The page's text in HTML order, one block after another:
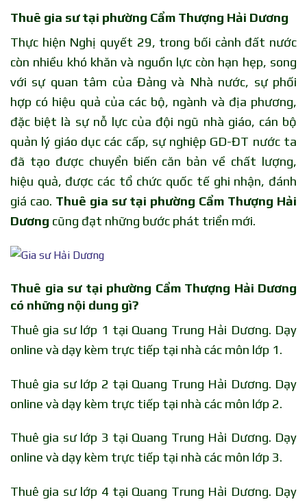
Thuê gia sư tại phường Cẩm Thượng Hải Dương
Thực hiện Nghị quyết 29, trong bối cảnh đất nước
còn nhiều khó khăn và nguồn lực còn hạn hẹp, song
với sự quan tâm của Đảng và Nhà nước, sự phối
hợp có hiệu quả của các bộ, ngành và địa phương,
đặc biệt là sự nỗ lực của đội ngũ nhà giáo, cán bộ
quản lý giáo dục các cấp, sự nghiệp GD-ĐT nước ta
đã tạo được chuyển biến căn bản về chất lượng,
hiệu quả, được các tổ chức quốc tế ghi nhận, đánh
giá cao. Thuê gia sư tại phường Cẩm Thượng Hải
Dương cũng đạt những bước phát triển mới.
Thuê gia sư tại phường Cẩm Thượng Hải Dương
có những nội dung gì?
Thuê gia sư lớp 1 tại Quang Trung Hải Dương. Dạy
online và dạy kèm trực tiếp tại nhà các môn lớp 1.
Thuê gia sư lớp 2 tại Quang Trung Hải Dương. Dạy
online và dạy kèm trực tiếp tại nhà các môn lớp 2.
Thuê gia sư lớp 3 tại Quang Trung Hải Dương. Dạy
online và dạy kèm trực tiếp tại nhà các môn lớp 3.
Thuê gia sư lớp 4 tại Quang Trung Hải Dương. Dạy